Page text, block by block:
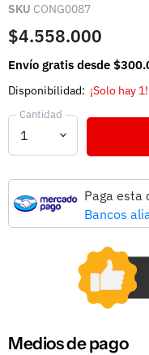
SKU CONG0087
$4.558.000
Envío gratis desde
Disponibilidad: ¡Solo hay 1!
Cantidad
Paga esta
Bancos
Medios de pago